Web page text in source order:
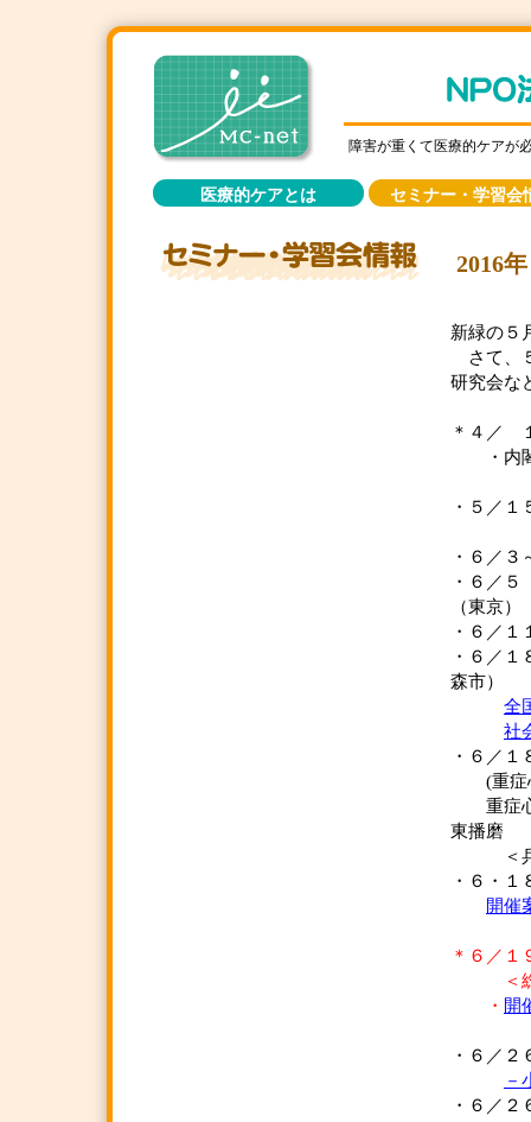
障害が重くて医療的ケアが
医療的ケアとは セミナー・学習会
2016
新緑の５
さて、
研究会な
＊４／
・内
・５／
・６／
・６／
（東京）
・６／
・６／
森市）
全
社
・６／
(重症心
重症心
東播磨
＜兵
・６・
開催
＊６／
＜総会
・ 開
・６／
－
・６／